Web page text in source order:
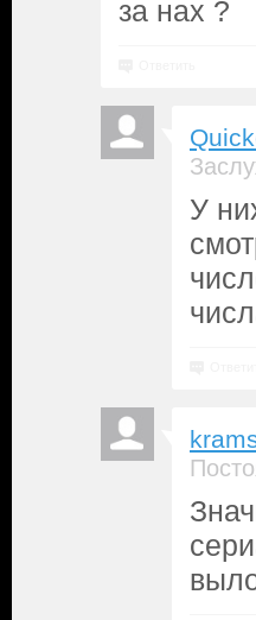
за нах ?
У